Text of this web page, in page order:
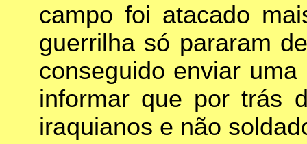
campo foi atacado
guerrilha só pararam
conseguido enviar
informar que por trás
iraquianos e não